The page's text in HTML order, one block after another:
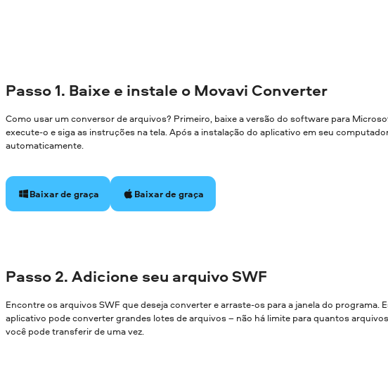
Passo 1. Baixe e instale o Movavi Converter
Como usar um conversor de arquivos? Primeiro, baixe a versão do software para
execute-o e siga as instruções na tela. Após a instalação do aplicativo em seu
automaticamente.
Baixar de graça Baixar de graça
Passo 2. Adicione seu arquivo SWF
Encontre os arquivos SWF que deseja converter e arraste-os para a janela do programa.
aplicativo pode converter grandes lotes de arquivos – não há limite para quantos arquivos
você pode transferir de uma vez.